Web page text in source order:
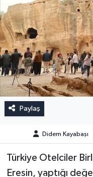
Paylaş
Didem Kayabaşı
Türkiye Otelciler
Eresin, yaptığı